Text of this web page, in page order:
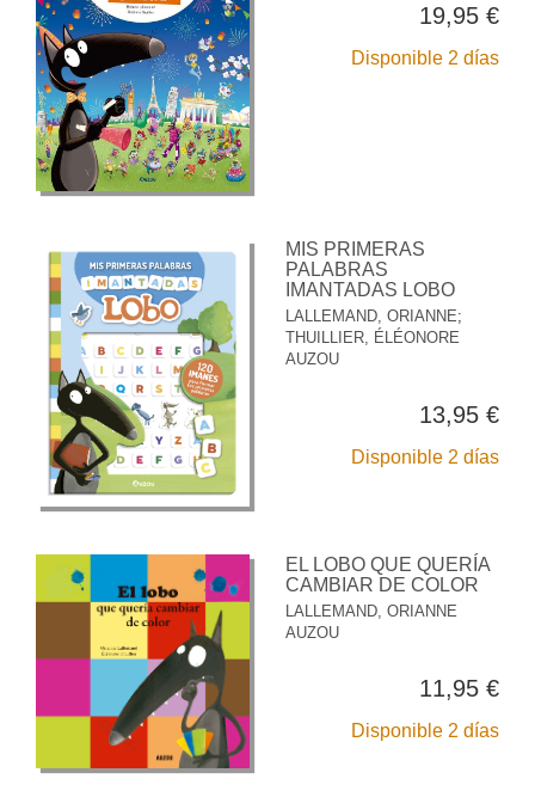
19,95 €
Disponible 2 días
MIS PRIMERAS
PALABRAS
IMANTADAS LOBO
LALLEMAND, ORIANNE;
THUILLIER, ÉLÉONORE
AUZOU
13,95 €
Disponible 2 días
EL LOBO QUE QUERÍA
CAMBIAR DE COLOR
LALLEMAND, ORIANNE
AUZOU
11,95 €
Disponible 2 días